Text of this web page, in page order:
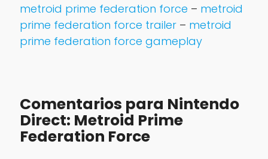
metroid prime federation force – metroid
prime federation force trailer– metroid
prime federation force gameplay
Comentarios para Nintendo
Direct: Metroid Prime
Federation Force